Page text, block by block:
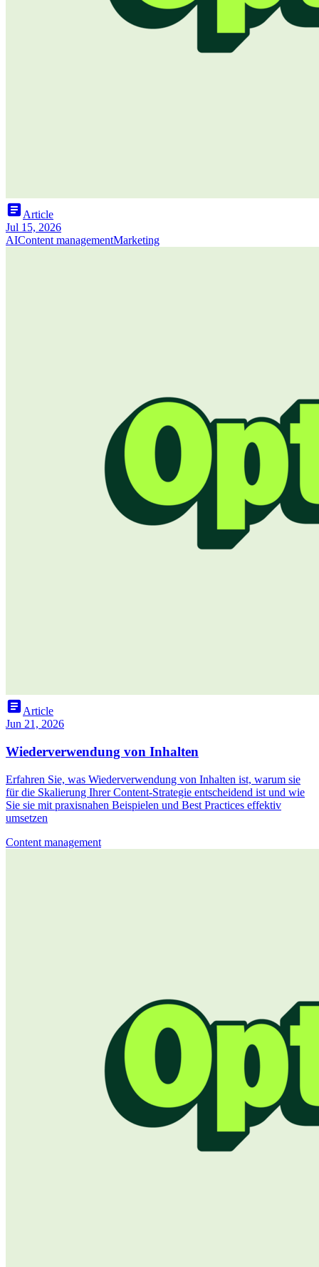
articleArticle
Jul 15, 2026
AIContent managementMarketing
articleArticle
Jun 21, 2026
Wiederverwendung von Inhalten
Erfahren Sie, was Wiederverwendung von Inhalten ist, warum sie
für die Skalierung Ihrer Content-Strategie entscheidend ist und wie
Sie sie mit praxisnahen Beispielen und Best Practices effektiv
umsetzen
Content management